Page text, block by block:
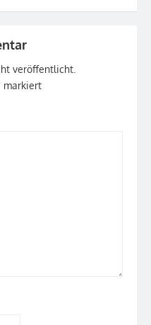
veröffentlicht.
markiert